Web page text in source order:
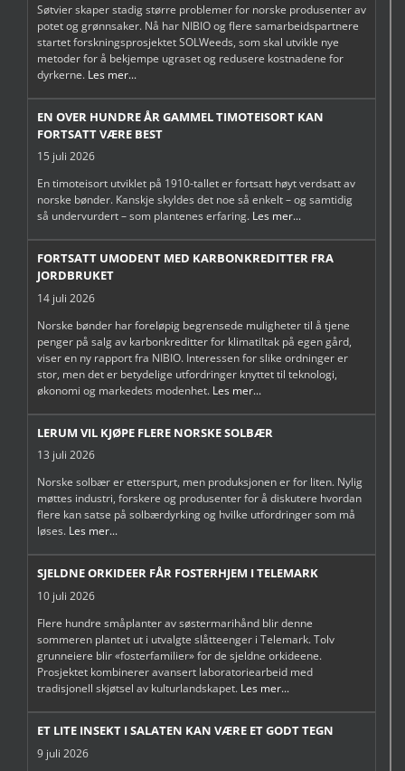
Søtvier skaper stadig større problemer for norske produsenter av
potet og grønnsaker. Nå har NIBIO og flere samarbeidspartnere
startet forskningsprosjektet SOLWeeds, som skal utvikle nye
metoder for å bekjempe ugraset og redusere kostnadene for
dyrkerne. Les mer...
EN OVER HUNDRE ÅR GAMMEL TIMOTEISORT KAN
FORTSATT VÆRE BEST
15 juli 2026
En timoteisort utviklet på 1910-tallet er fortsatt høyt verdsatt av
norske bønder. Kanskje skyldes det noe så enkelt – og samtidig
så undervurdert – som plantenes erfaring. Les mer...
FORTSATT UMODENT MED KARBONKREDITTER FRA
JORDBRUKET
14 juli 2026
Norske bønder har foreløpig begrensede muligheter til å tjene
penger på salg av karbonkreditter for klimatiltak på egen gård,
viser en ny rapport fra NIBIO. Interessen for slike ordninger er
stor, men det er betydelige utfordringer knyttet til teknologi,
økonomi og markedets modenhet. Les mer...
LERUM VIL KJØPE FLERE NORSKE SOLBÆR
13 juli 2026
Norske solbær er etterspurt, men produksjonen er for liten. Nylig
møttes industri, forskere og produsenter for å diskutere hvordan
flere kan satse på solbærdyrking og hvilke utfordringer som må
løses. Les mer...
SJELDNE ORKIDEER FÅR FOSTERHJEM I TELEMARK
10 juli 2026
Flere hundre småplanter av søstermarihånd blir denne
sommeren plantet ut i utvalgte slåtteenger i Telemark. Tolv
grunneiere blir «fosterfamilier» for de sjeldne orkideene.
Prosjektet kombinerer avansert laboratoriearbeid med
tradisjonell skjøtsel av kulturlandskapet. Les mer...
ET LITE INSEKT I SALATEN KAN VÆRE ET GODT TEGN
9 juli 2026